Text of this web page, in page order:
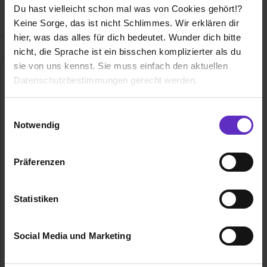
Du hast vielleicht schon mal was von Cookies gehört!?
Keine Sorge, das ist nicht Schlimmes. Wir erklären dir
hier, was das alles für dich bedeutet. Wunder dich bitte
nicht, die Sprache ist ein bisschen komplizierter als du
sie von uns kennst. Sie muss einfach den aktuellen
Datenschutzbestimmungen gerecht werden.
Benutzung der Webseite getroffenen Einstellungen zu
Webseite zu analysieren („Statistiken“), um
Informationen zu deiner Verwendung unserer Website an
Analysen weiterzugeben und um Inhalte und Anzeigen zu
Notwendig
Präferenzen
Statistiken
Social Media und Marketing
genau DICH suchen...!?
Sparda-Bank Hessen eG
60327 Frankfurt am Main
1903